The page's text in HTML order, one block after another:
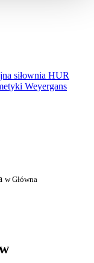
siłownia HUR
Weyergans
w Główna